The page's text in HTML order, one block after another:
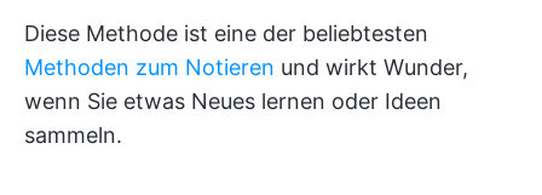
Diese Methode ist eine der beliebtesten
Methoden zum Notieren und wirkt Wunder,
wenn Sie etwas Neues lernen oder Ideen
sammeln.